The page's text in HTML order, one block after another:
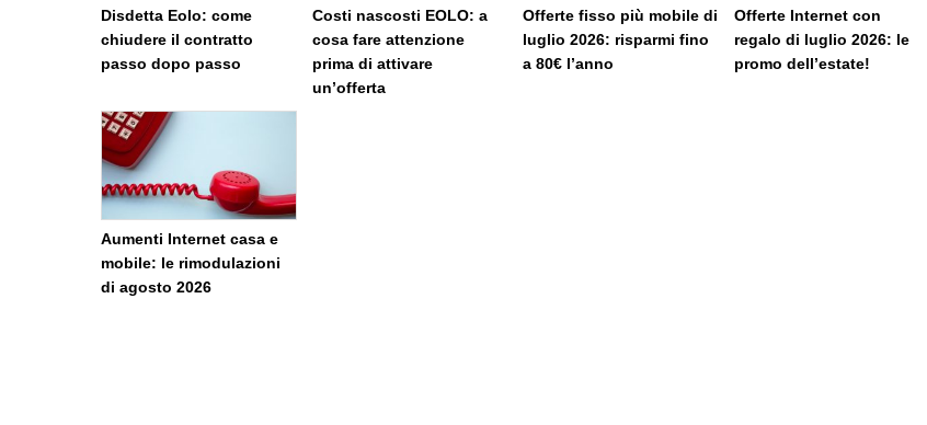
Disdetta Eolo: come
chiudere il contratto
passo dopo passo
Costi nascosti EOLO: a
cosa fare attenzione
prima di attivare
un’offerta
Offerte fisso più mobile di
luglio 2026: risparmi fino
a 80€ l’anno
Offerte Internet con
regalo di luglio 2026: le
promo dell’estate!
Aumenti Internet casa e
mobile: le rimodulazioni
di agosto 2026